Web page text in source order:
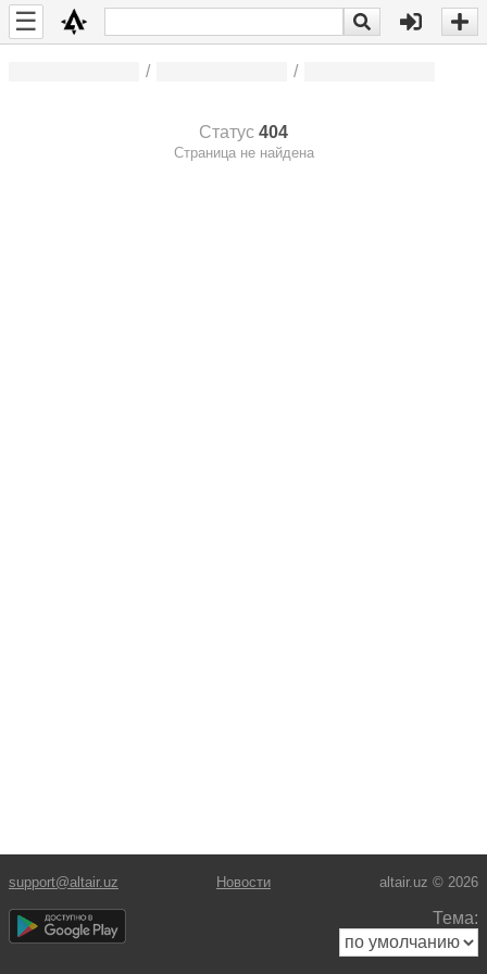
☰
/ /
Статус 404
Страница не найдена
support@altair.uz Новости altair.uz © 2026
Тема: